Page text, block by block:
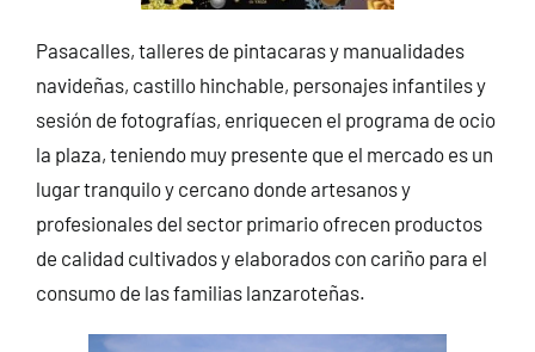
Pasacalles, talleres de pintacaras y manualidades
navideñas, castillo hinchable, personajes infantiles y
sesión de fotografías, enriquecen el programa de ocio
la plaza, teniendo muy presente que el mercado es un
lugar tranquilo y cercano donde artesanos y
profesionales del sector primario ofrecen productos
de calidad cultivados y elaborados con cariño para el
consumo de las familias lanzaroteñas.